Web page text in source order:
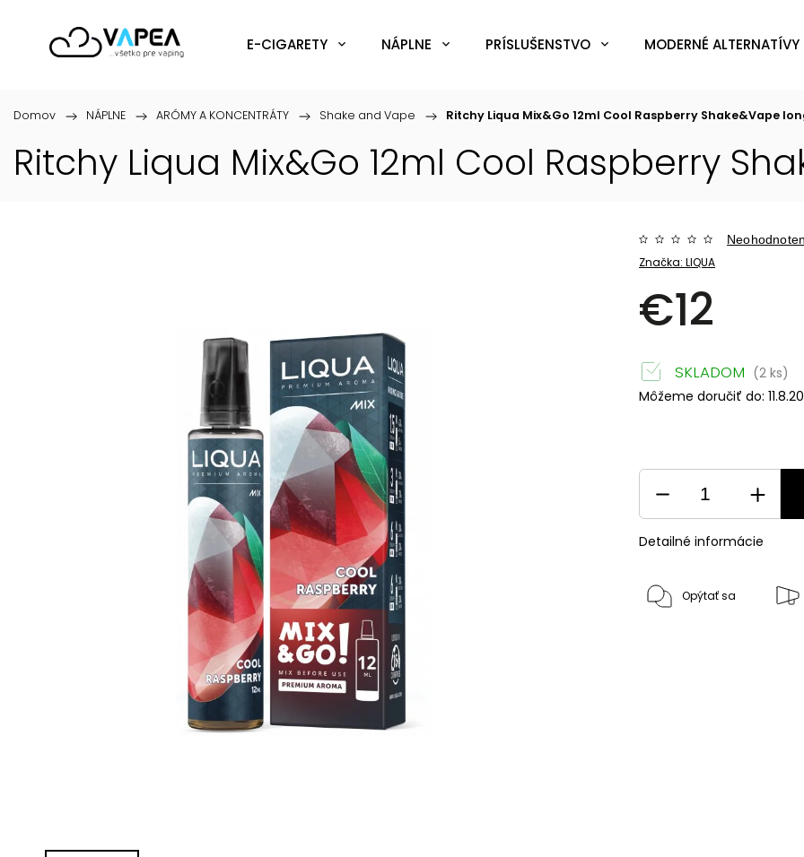
E-CIGARETY NÁPLNE PRÍSLUŠENSTVO MODERNÉ
Domov / NÁPLNE / ARÓMY A KONCENTRÁTY / Shake and Vape / Ritchy Liqua Mix&Go 12ml Cool Raspberry Shake&Vape
Ritchy Liqua Mix&Go 12ml Cool Raspberry
Značka:LIQUA
€12
SKLADOM (2 ks)
Môžeme doručiť do:
Detailné informácie
Opýtať sa